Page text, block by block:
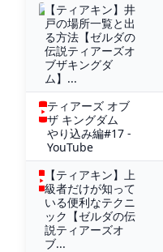
【ティアキン】井
戸の場所一覧と出
る方法【ゼルダの
伝説ティアーズオ
ブザキングダ
ム】...
ティアーズ オブ
ザ キングダム
やり込み編#17 -
YouTube
【ティアキン】上
級者だけが知って
いる便利なテクニ
ック【ゼルダの伝
説ティアーズオ
ブ...